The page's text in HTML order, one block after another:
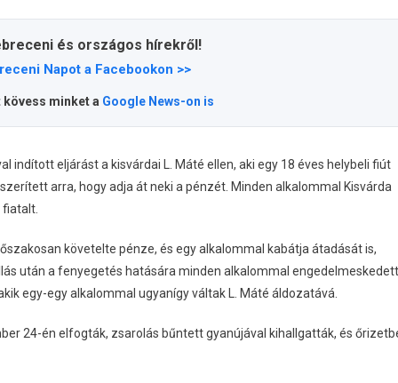
és országos hírekről!
Napot a Facebookon >>
minket a Google News-on is
indított eljárást a kisvárdai L. Máté ellen, aki egy 18 éves helybeli fiút
arra, hogy adja át neki a pénzét. Minden alkalommal Kisvárda
fiatalt.
követelte pénze, és egy alkalommal kabátja átadását is,
után a fenyegetés hatására minden alkalommal
egy-egy alkalommal ugyanígy váltak L. Máté áldozatává.
24-én elfogták, zsarolás bűntett gyanújával kihallgatták, és